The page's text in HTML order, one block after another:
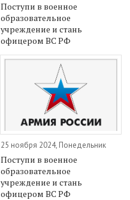
Поступи в военное
образовательное
учреждение и стань
офицером ВС РФ
25 ноября 2024, Понедельник
Поступи в военное
образовательное
учреждение и стань
офицером ВС РФ